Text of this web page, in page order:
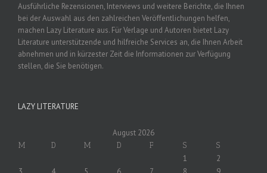
Ausführliche Rezensionen, Interviews und weitere Berichte, die Ihnen
bei der Auswahl aus den zahlreichen Veröffentlichungen helfen,
machen Lazy Literature aus. Für Verlage und Autoren bietet Lazy
Literature unterstützende und hilfreiche Services an, die Ihnen Arbeit
abnehmen und in kürzester Zeit die Informationen zur Verfügung
stellen, die Sie benötigen.
LAZY LITERATURE
August 2026
M D M D F S S
1
2